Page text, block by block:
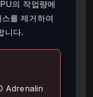
의 작업량에
를 제거하여
니다.
Adrenalin